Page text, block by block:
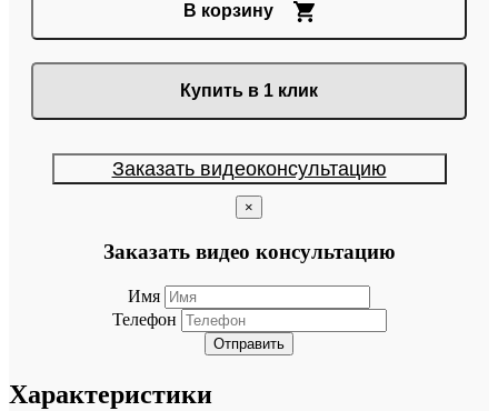
В корзину
Купить в 1 клик
Заказать видеоконсультацию
×
Заказать видео консультацию
Имя
Телефон
Отправить
Характеристики